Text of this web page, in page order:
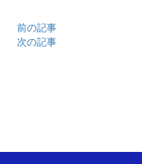
前の記事
次の記事